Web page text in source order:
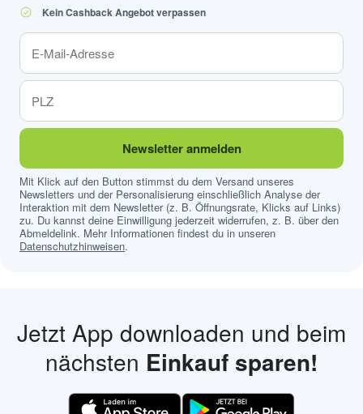
Kein Cashback Angebot verpassen
Newsletter anmelden
Mit Klick auf den Button stimmst du dem Versand unseres
Newsletters und der Personalisierung einschließlich Analyse der
Interaktion mit dem Newsletter (z. B. Öffnungsrate, Klicks auf Links)
zu. Du kannst deine Einwilligung jederzeit widerrufen, z. B. über den
Abmeldelink. Mehr Informationen findest du in unseren
Datenschutzhinweisen.
Jetzt App downloaden und beim
nächsten Einkauf sparen!